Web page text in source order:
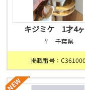
キジミケ 1才4
♀ 千葉県
掲載番号：C361000